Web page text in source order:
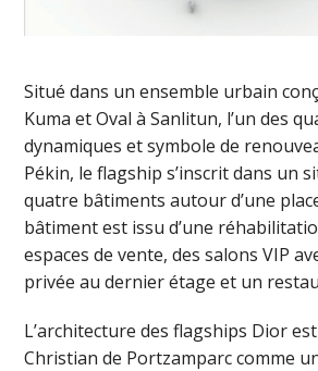
Situé dans un ensemble urbain
Kuma et Oval à Sanlitun, l’un des
dynamiques et symbole de
Pékin, le flagship s’inscrit dans un
quatre bâtiments autour d’une
bâtiment est issu d’une
espaces de vente, des salons VIP
privée au dernier étage et un
L’architecture des flagships Dior
Christian de Portzamparc comme